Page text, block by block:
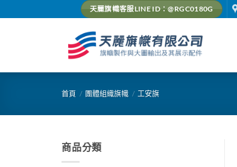
to
天麗旗幟客服LINE ID：@RGC0180G
首頁 / 團體組織旗幟 / 工安旗
商品分類